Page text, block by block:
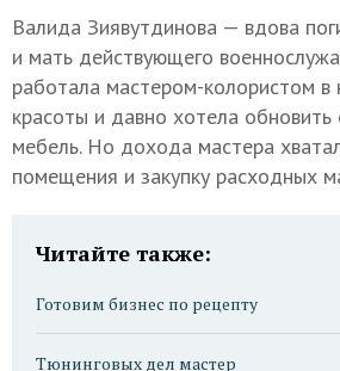
Валида Зиявутдинова — вдова
и мать действующего
работала мастером-колористом
красоты и давно хотела
мебель. Но дохода мастера
помещения и закупку расходных
Читайте также:
Готовим бизнес по рецепту
Тюнинговых дел мастер